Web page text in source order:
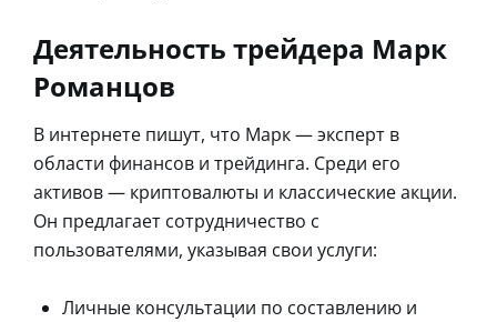
Деятельность трейдера Марк
Романцов
В интернете пишут, что Марк — эксперт в
области финансов и трейдинга. Среди его
активов — криптовалюты и классические акции.
Он предлагает сотрудничество с
пользователями, указывая свои услуги:
Личные консультации по составлению и